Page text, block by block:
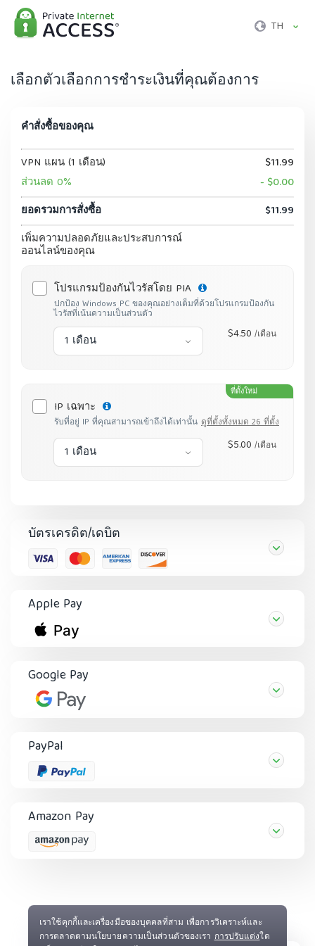
TH
เลือกตัวเลือกการชำระเงินที่คุณต้องการ
บัตรเครดิต/เดบิต
Apple Pay
Google Pay
PayPal
Amazon Pay
คำสั่งซื้อของคุณ
VPN แผน (1 เดือน)
$11.99
ส่วนลด 0%
- $0.00
ยอดรวมการสั่งซื้อ
$11.99
เพิ่มความปลอดภัยและประสบการณ์
ออนไลน์ของคุณ
โปรแกรมป้องกันไวรัสโดย PIA
ปกป้อง Windows PC ของคุณอย่างเต็มที่ด้วยโปรแกรมป้องกัน
ไวรัสที่เน้นความเป็นส่วนตัว
1 เดือน $4.50/เดือน
ที่ตั้งใหม่
IP เฉพาะ
รับที่อยู่ IP ที่คุณสามารถเข้าถึงได้เท่านั้น ดูที่ตั้งทั้งหมด 26 ที่ตั้ง
1 เดือน $5.00/เดือน